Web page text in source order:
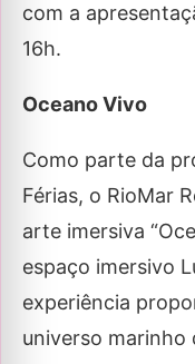
com a
16h.
Oceano Vivo
Como parte da
Férias, o RioMar
arte imersiva
espaço imersivo
experiência
universo marinho